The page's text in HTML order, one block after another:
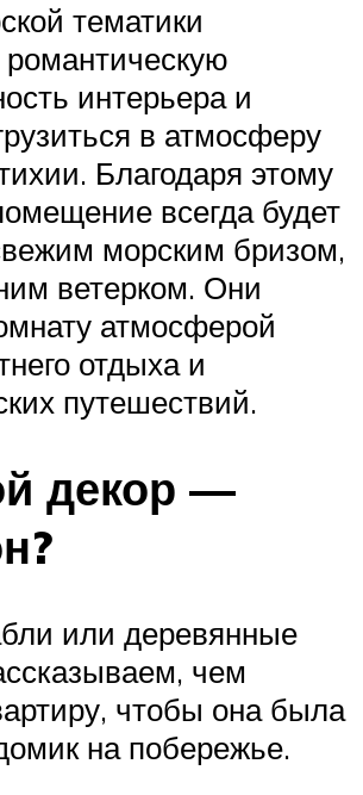
тематики
романтическую
интерьера и
в атмосферу
Благодаря этому
всегда будет
морским бризом,
ветерком. Они
атмосферой
отдыха и
путешествий.
декор —
или деревянные
чем
чтобы она была
на побережье.